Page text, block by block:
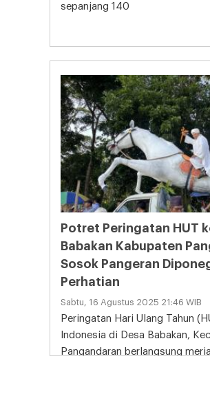
sepanjang 140
Potret Peringatan HUT
Babakan Kabupaten
Sosok Pangeran
Perhatian
Sabtu, 16 Agustus 2025 21:46 WIB
Peringatan Hari Ulang Tahun
Indonesia di Desa Babakan,
Pangandaran berlangsung